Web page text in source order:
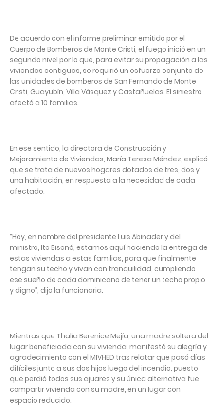
De acuerdo con el informe preliminar emitido por el
Cuerpo de Bomberos de Monte Cristi, el fuego inició en un
segundo nivel por lo que, para evitar su propagación a las
viviendas contiguas, se requirió un esfuerzo conjunto de
las unidades de bomberos de San Fernando de Monte
Cristi, Guayubín, Villa Vásquez y Castañuelas. El siniestro
afectó a 10 familias.
En ese sentido, la directora de Construcción y
Mejoramiento de Viviendas, María Teresa Méndez, explicó
que se trata de nuevos hogares dotados de tres, dos y
una habitación, en respuesta a la necesidad de cada
afectado.
“Hoy, en nombre del presidente Luis Abinader y del
ministro, Ito Bisonó, estamos aquí haciendo la entrega de
estas viviendas a estas familias, para que finalmente
tengan su techo y vivan con tranquilidad, cumpliendo
ese sueño de cada dominicano de tener un techo propio
y digno”, dijo la funcionaria.
Mientras que Thalía Berenice Mejía, una madre soltera del
lugar beneficiada con su vivienda, manifestó su alegría y
agradecimiento con el MIVHED tras relatar que pasó días
difíciles junto a sus dos hijos luego del incendio, puesto
que perdió todos sus ajuares y su única alternativa fue
compartir vivienda con su madre, en un lugar con
espacio reducido.